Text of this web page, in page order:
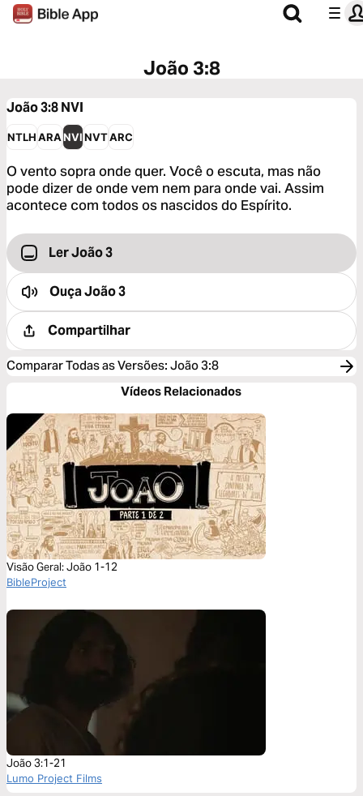
João 3:8
João 3:8NVI
NTLHARANVINVTARC
O vento sopra onde quer. Você o escuta, mas não
pode dizer de onde vem nem para onde vai. Assim
acontece com todos os nascidos do Espírito.
Ler João 3
OuçaJoão 3
Compartilhar
Comparar Todas as Versões: João 3:8
Vídeos Relacionados
Visão Geral: João 1-12
BibleProject
João 3:1-21
Lumo Project Films